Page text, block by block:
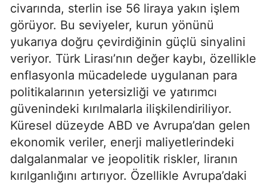
civarında, sterlin ise 56 liraya yakın işlem
görüyor. Bu seviyeler, kurun yönünü
yukarıya doğru çevirdiğinin güçlü sinyalini
veriyor. Türk Lirası’nın değer kaybı, özellikle
enflasyonla mücadelede uygulanan para
politikalarının yetersizliği ve yatırımcı
güvenindeki kırılmalarla ilişkilendiriliyor.
Küresel düzeyde ABD ve Avrupa’dan gelen
ekonomik veriler, enerji maliyetlerindeki
dalgalanmalar ve jeopolitik riskler, liranın
kırılganlığını artırıyor. Özellikle Avrupa’daki